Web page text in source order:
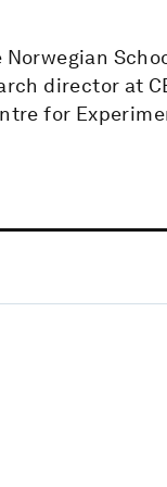
director at
for